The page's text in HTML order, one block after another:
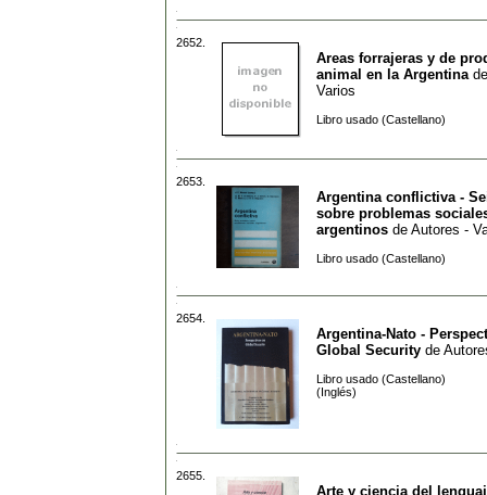
2652.
Areas forrajeras y de
animal en la Argentina
Varios
Libro usado (Castellano)
2653.
Argentina conflictiva -
sobre problemas
argentinos de Autores -
Libro usado (Castellano)
2654.
Argentina-Nato -
Global Security de
Libro usado (Castellano)
(Inglés)
2655.
Arte y ciencia del